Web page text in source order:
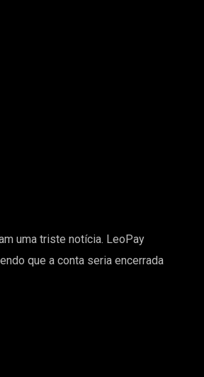
uma triste notícia. LeoPay
que a conta seria encerrada